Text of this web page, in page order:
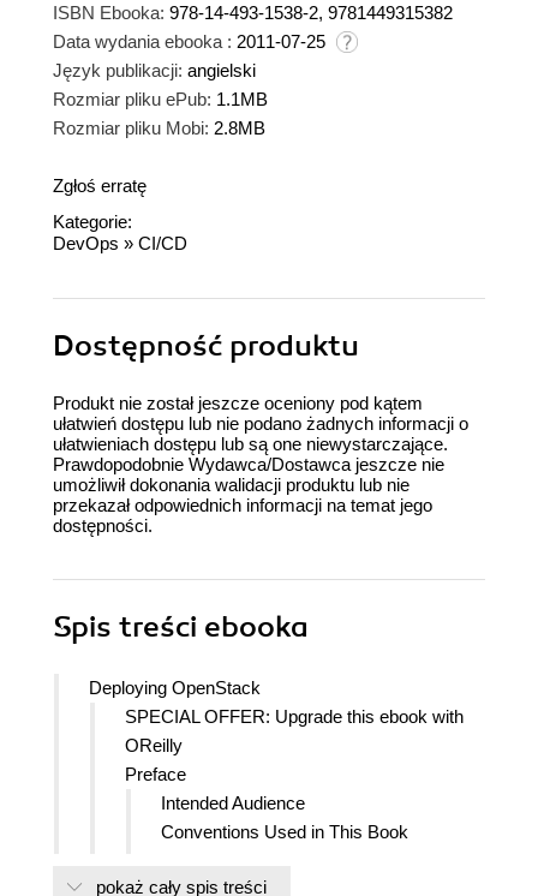
ISBN Ebooka: 978-14-493-1538-2, 9781449315382
Data wydania ebooka : 2011-07-25
Język publikacji: angielski
Rozmiar pliku ePub: 1.1MB
Rozmiar pliku Mobi: 2.8MB
Zgłoś erratę
Kategorie:
DevOps » CI/CD
Dostępność produktu
Produkt nie został jeszcze oceniony pod kątem
ułatwień dostępu lub nie podano żadnych informacji o
ułatwieniach dostępu lub są one niewystarczające.
Prawdopodobnie Wydawca/Dostawca jeszcze nie
umożliwił dokonania walidacji produktu lub nie
przekazał odpowiednich informacji na temat jego
dostępności.
Spis treści ebooka
Deploying OpenStack
SPECIAL OFFER: Upgrade this ebook with
OReilly
Preface
Intended Audience
Conventions Used in This Book
Safari Books Online
pokaż cały spis treści